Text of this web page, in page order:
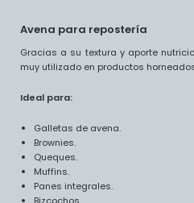
Avena para repostería
Gracias a su textura y aporte
muy utilizado en productos
Ideal para:
Galletas de avena.
Brownies.
Queques.
Muffins.
Panes integrales.